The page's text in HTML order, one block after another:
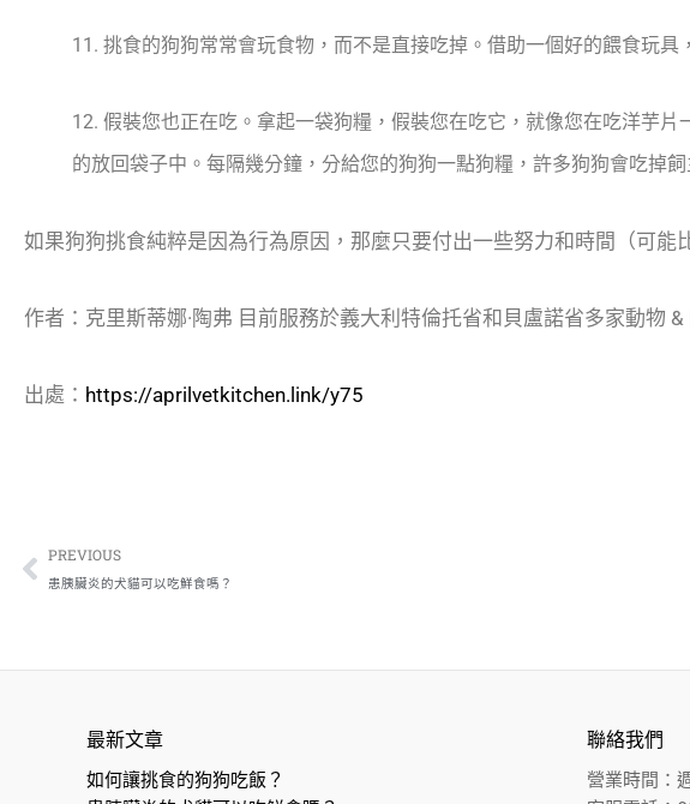
11. 挑食的狗狗常常會玩食物，而不是直接吃掉。借助一個好的餵食玩具
12. 假裝您也正在吃。拿起一袋狗糧，假裝您在吃它，就像您在吃洋芋
的放回袋子中。每隔幾分鐘，分給您的狗狗一點狗糧，許多狗狗會吃掉飼
如果狗狗挑食純粹是因為行為原因，那麼只要付出一些努力和時間（可能
作者：克里斯蒂娜·陶弗 目前服務於義大利特倫托省和貝盧諾省多家動物 &
出處： https://aprilvetkitchen.link/y75
上一頁
PREVIOUS
患胰臟炎的犬貓可以吃鮮食嗎？
最新文章
如何讓挑食的狗狗吃飯？
聯絡我們
營業時間：